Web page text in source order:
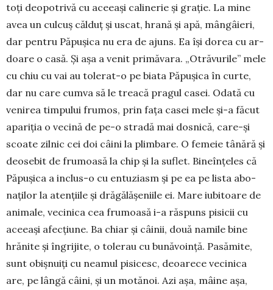
toți deo­potrivă cu aceeași cali­ne­rie și grație. La mine
avea un cul­cuș călduț și uscat, hrană și apă, mân­­gâ­ieri,
dar pen­tru Pă­pu­șica nu era de ajuns. Ea își dorea cu ar­
doare o ca­să. Și așa a venit pri­mă­vara. „Otră­vu­rile” mele
cu chiu cu vai au tolerat-o pe bia­ta Pă­pușica în curte,
dar nu ca­re cumva să le trea­că pra­gul casei. Oda­tă cu
venirea tim­pului frumos, prin fața casei mele și-a făcut
apariția o ve­cină de pe-o stradă mai dos­nică, ca­re-și
scoate zilnic cei doi câini la plim­bare. O fe­meie tânără și
de­o­sebit de fru­moa­­să la chip și la suflet. Bi­neîn­țe­les că
Pă­­­pu­șica a in­clus-o cu en­tu­ziasm și pe ea pe lista abo­
na­ților la aten­­­­țiile și dră­gă­lă­șeniile ei. Mare iu­bi­toa­re de
animale, ve­ci­ni­­ca cea fru­­moa­să i-a răspuns pisicii cu
aceeași afec­țiune. Ba chiar și câi­nii, două namile bine
hrănite și în­gri­jite, o tolerau cu bună­voință. Pa­­sămite,
sunt obiș­nu­iți cu nea­­mul pisicesc, deoarece ve­ci­nica
are, pe lângă câini, și un mo­tă­noi. Azi așa, mâine așa,